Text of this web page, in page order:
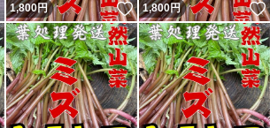
いいね！
1,800円 いいね！
1,800円